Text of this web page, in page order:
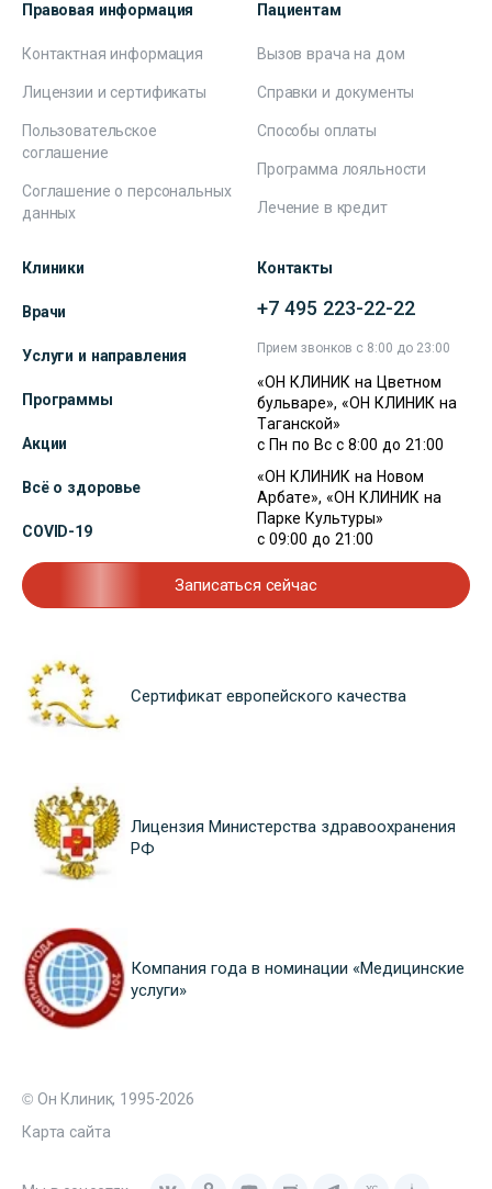
Правовая информация
Контактная информация
Лицензии и сертификаты
Пользовательское
соглашение
Соглашение о персональных
данных
Пациентам
Вызов врача на дом
Справки и документы
Способы оплаты
Программа лояльности
Лечение в кредит
Клиники
Врачи
Услуги и направления
Программы
Акции
Всё о здоровье
COVID-19
Контакты
+7 495 223-22-22
Прием звонков с 8:00 до 23:00
«ОН КЛИНИК на Цветном
бульваре», «ОН КЛИНИК на
Таганской»
с Пн по Вс с 8:00 до 21:00
«ОН КЛИНИК на Новом
Арбате», «ОН КЛИНИК на
Парке Культуры»
с 09:00 до 21:00
Записаться сейчас
Сертификат европейского качества
Лицензия Министерства здравоохранения
РФ
Компания года в номинации «Медицинские
услуги»
© Он Клиник, 1995-2026
Карта сайта